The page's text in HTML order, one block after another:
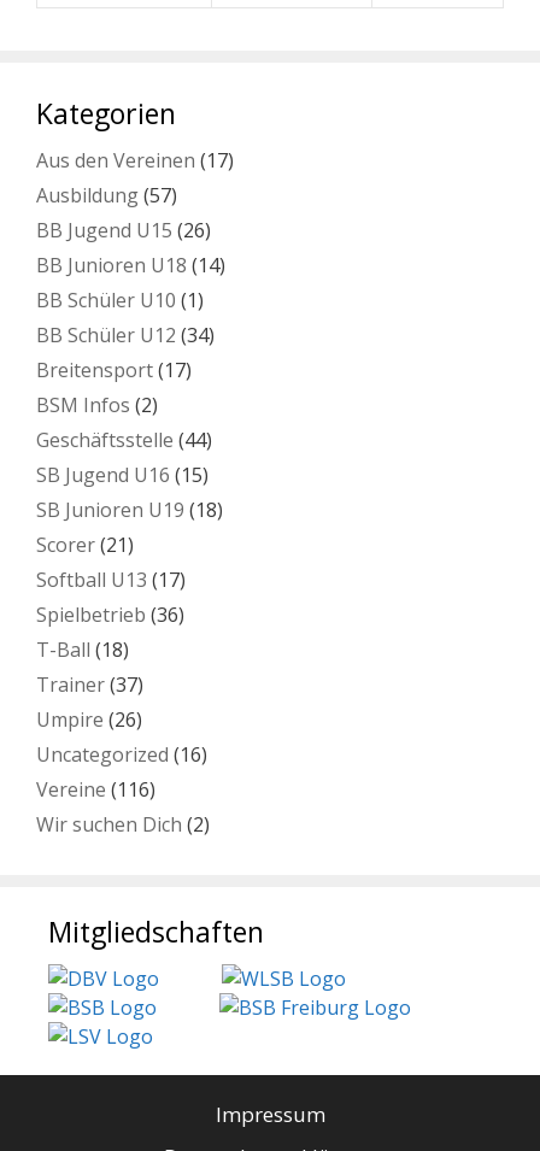
Kategorien
Aus den Vereinen (17)
Ausbildung(57)
BB Jugend U15 (26)
BB Junioren U18 (14)
BB Schüler U10 (1)
BB Schüler U12 (34)
Breitensport(17)
BSM Infos (2)
Geschäftsstelle (44)
SB Jugend U16 (15)
SB Junioren U19 (18)
Scorer(21)
Softball U13 (17)
Spielbetrieb (36)
T-Ball (18)
Trainer(37)
Umpire (26)
Uncategorized (16)
Vereine (116)
Wir suchen Dich (2)
Mitgliedschaften
Impressum